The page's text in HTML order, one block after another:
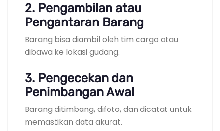
2. Pengambilan atau
Pengantaran Barang
Barang bisa diambil oleh tim cargo atau
dibawa ke lokasi gudang.
3. Pengecekan dan
Penimbangan Awal
Barang ditimbang, difoto, dan dicatat untuk
memastikan data akurat.